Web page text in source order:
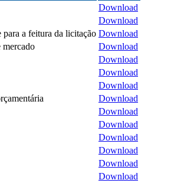
Download
Download
a feitura da licitação Download
mercado
Download
Download
Download
Download
Download
Download
Download
Download
Download
Download
Download